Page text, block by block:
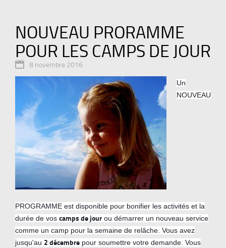
NOUVEAU PRORAMME
POUR LES CAMPS DE JOUR
 8 novembre 2016
Un
NOUVEAU
PROGRAMME est disponible pour bonifier les activités et la
durée de vos camps de jour ou démarrer un nouveau service
comme un camp pour la semaine de relâche. Vous avez
jusqu'au 2 décembre pour soumettre votre demande. Vous